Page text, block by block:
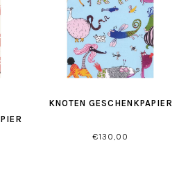
KNOTEN GESCHENKPAPIER
€130,00